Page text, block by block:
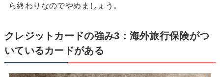
ら終わりなのでやめましょう。
クレジットカードの強み3：海外旅行保険がつ
いているカードがある